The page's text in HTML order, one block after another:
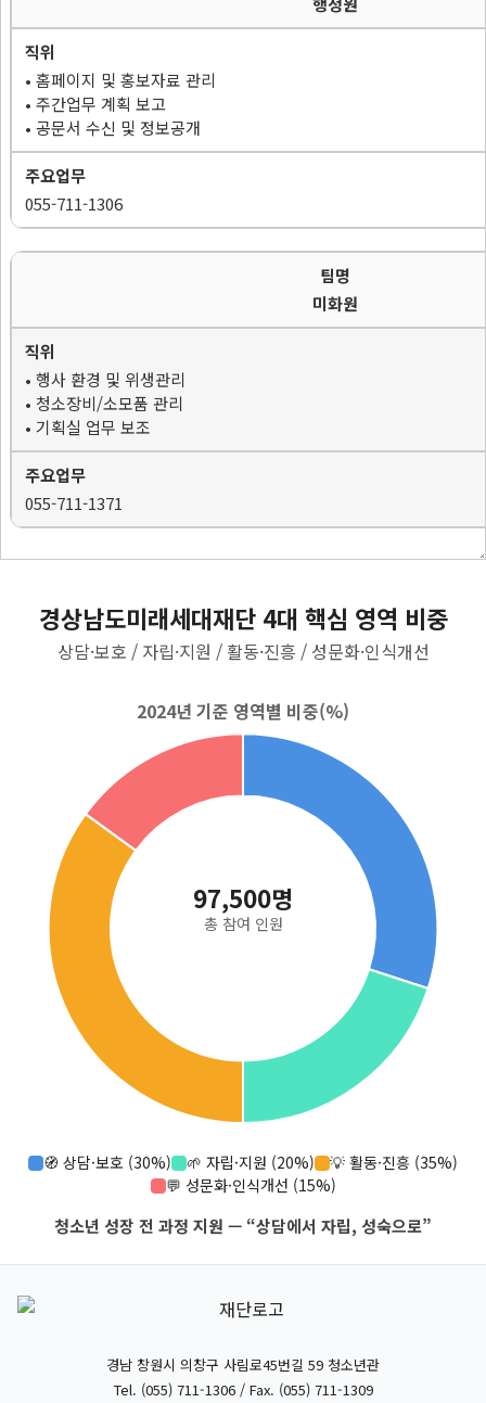
• 홈페이지 및 홍보자료 관리
• 주간업무 계획 보고
• 공문서 수신 및 정보공개
055-711-1306
미화원
• 행사 환경 및 위생관리
• 청소장비/소모품 관리
• 기획실 업무 보조
055-711-1371
경상남도미래세대재단 4대 핵심 영역 비중
상담·보호 / 자립·지원 / 활동·진흥 / 성문화·인식개선
97,500명
총 참여 인원
🧭 상담·보호 (30%) 🌱 자립·지원 (20%)
💡 활동·진흥 (35%)
💬 성문화·인식개선 (15%)
청소년 성장 전 과정 지원 — “상담에서 자립, 성숙으로”
경남 창원시 의창구 사림로45번길 59 청소년관
Tel. (055) 711-1306 / Fax. (055) 711-1309